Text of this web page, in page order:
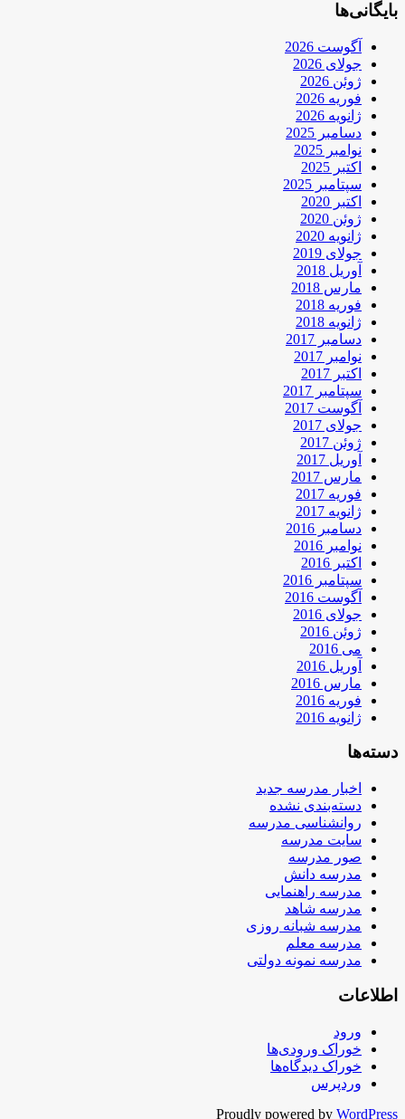
بایگانی‌ها
آگوست 2026
جولای 2026
ژوئن 2026
فوریه 2026
ژانویه 2026
دسامبر 2025
نوامبر 2025
اکتبر 2025
سپتامبر 2025
اکتبر 2020
ژوئن 2020
ژانویه 2020
جولای 2019
آوریل 2018
مارس 2018
فوریه 2018
ژانویه 2018
دسامبر 2017
نوامبر 2017
اکتبر 2017
سپتامبر 2017
آگوست 2017
جولای 2017
ژوئن 2017
آوریل 2017
مارس 2017
فوریه 2017
ژانویه 2017
دسامبر 2016
نوامبر 2016
اکتبر 2016
سپتامبر 2016
آگوست 2016
جولای 2016
ژوئن 2016
می 2016
آوریل 2016
مارس 2016
فوریه 2016
ژانویه 2016
دسته‌ها
اخبار مدرسه جدید
دسته‌بندی نشده
روانشناسی مدرسه
سایت مدرسه
صور مدرسه
مدرسه دانش
مدرسه راهنمایی
مدرسه شاهد
مدرسه شبانه روزی
مدرسه معلم
مدرسه نمونه دولتی
اطلاعات
ورود
خوراک ورودی‌ها
خوراک دیدگاه‌ها
وردپرس
Proudly powered by WordPress